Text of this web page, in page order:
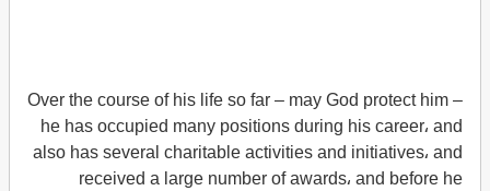
Over the course of his life so far – may God protect him –
he has occupied many positions during his career، and
also has several charitable activities and initiatives، and
received a large number of awards، and before he